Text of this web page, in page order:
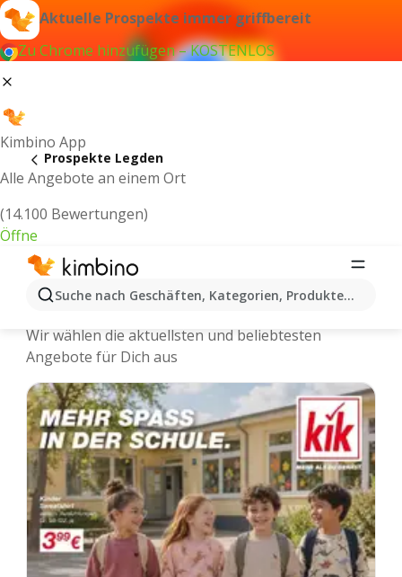
Aktuelle Prospekte immer griffbereit
Zu Chrome hinzufügen – KOSTENLOS
Kimbino App
Alle Angebote an einem Ort
(14.100 Bewertungen)
Öffne
Suche nach Geschäften, Kategorien, Produkten...
Prospekte Legden
Legden - Neuste Prospekte und
Wir wählen die aktuellsten und beliebtesten
Angebote für Dich aus